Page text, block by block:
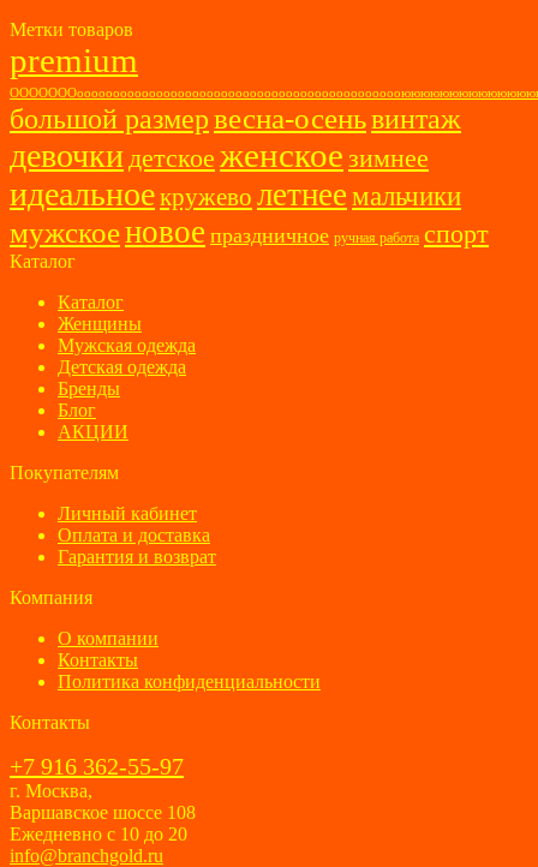
Метки товаров
premium
большой размервесна-осеньвинтаж
девочки детское женское зимнее
идеальноекружево летнее мальчики
мужскоеновое праздничное ручная работа спорт
Каталог
Каталог
Женщины
Мужская одежда
Детская одежда
Бренды
Блог
АКЦИИ
Покупателям
Личный кабинет
Оплата и доставка
Гарантия и возврат
Компания
О компании
Контакты
Политика конфиденциальности
Контакты
+7 916 362-55-97
г. Москва,
Варшавское шоссе 108
Ежедневно с 10 до 20
info@branchgold.ru